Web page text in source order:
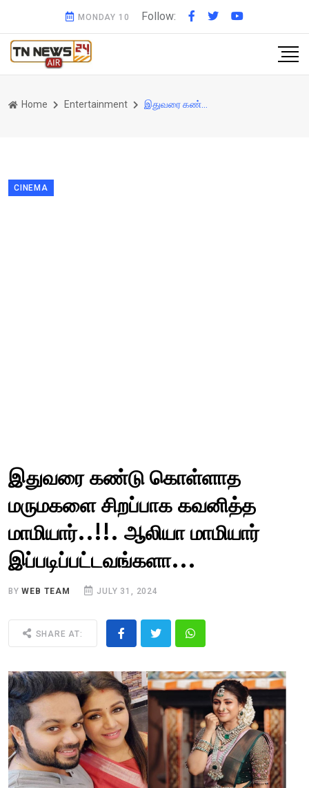
MONDAY 10 Follow:
Home Entertainment
CINEMA
இதுவரை கண்டு கொள்ளாத
மருமகளை சிறப்பாக கவனித்த
மாமியார்..!!. ஆலியா மாமியார்
இப்படிப்பட்டவங்களா...
BYWEB TEAM JULY 31, 2024
SHARE AT: